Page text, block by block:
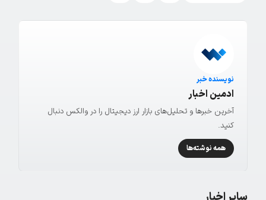
نویسنده خبر
ادمین اخبار
آخرین خبرها و تحلیل‌های بازار ارز دیجیتال را در والکس دنبال
کنید.
همه نوشته‌ها